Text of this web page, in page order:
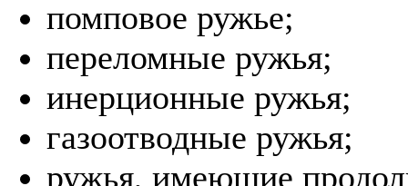
помповое ружье;
переломные ружья;
инерционные ружья;
газоотводные ружья;
ружья, имеющие